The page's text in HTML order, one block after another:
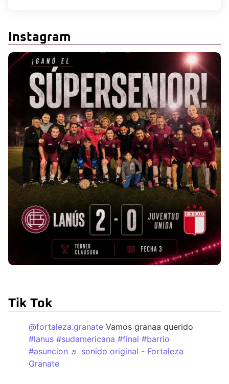
Instagram
Tik Tok
@fortaleza.granate Vamos granaa querido
#lanus #sudamericana #final #barrio
#asuncion ♬ sonido original - Fortaleza
Granate